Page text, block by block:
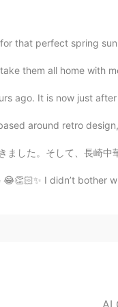
that perfect spring
them all home with
ago. It is now just
around retro
名なちゃんぽんを食べました。とても美味し
I didn’t bother
AI